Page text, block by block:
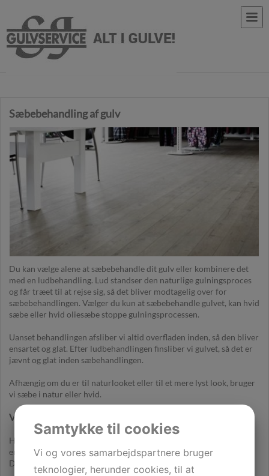
Sæbebehandling af gulv
Du kan vælge alene at sæbebehandle dit gulv eller kombinere det
med en ludbehandling. Lud standser den naturlige gulningsproces
og får træet til at rejse sig, så det bliver modtagelig over for
sæbebehandlingen. Vælger du kun at sæbebehandle gulvet, kan hvid
sæbe eller hvid oliesæbe stoppe gulningsprocessen.
Uanset behandlingen afsliber vi altid overfladen inden, så den bliver
ensartet og glat. Efter ludbehandlingen finsliber vi gulvet, så det er
jævnt og glat inden sæbehandlingen.
Afhængig om du er til naturlooket eller til et mere lyst look, bruger
vi sæbe i natur eller hvid.
Vi bruger Dinesens produkter
Hvis du har Dinesens gulve, så bruger vi
er nåletræslud eller løvtræslud. Efter en mellemslibning giver vi
Dinensens gulvet sæbe.
Samtykke til cookies
Vi og vores samarbejdspartnere bruger
teknologier, herunder cookies, til at